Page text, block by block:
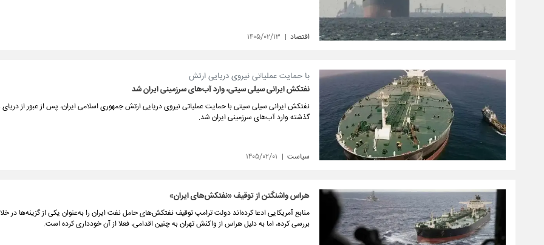
اقتصاد ۱۴۰۵/۰۲/۱۳
با حمایت عملیاتی نیروی دریایی ارتش
نفتکش ایرانی سیلی سیتی، وارد آب‌های سرزمینی ایران شد
نفتکش ایرانی سیلی سیتی با حمایت عملیاتی نیروی دریایی ارتش جمهوری اسلامی ایران، پس از عبور از
گذشته وارد آب‌های سرزمینی ایران شد.
سیاست ۱۴۰۵/۰۲/۰۱
هراس واشنگتن از توقیف «نفتکش‌های ایران»
منابع آمریکایی ادعا کرده‌اند دولت ترامپ توقیف نفتکش‌های حامل نفت ایران را به‌عنوان یکی از گزینه‌ها در
بررسی کرده، اما به دلیل هراس از واکنش تهران به چنین اقدامی، فعلا از آن خودداری کرده است.